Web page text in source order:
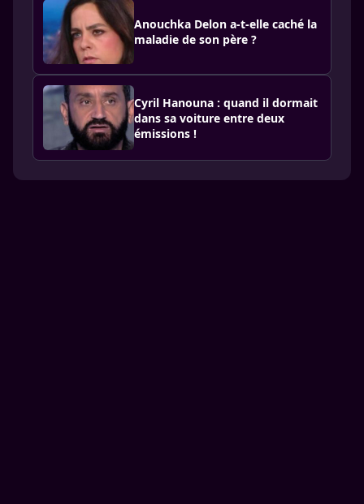
Anouchka Delon a-t-elle caché la
maladie de son père ?
Cyril Hanouna : quand il dormait
dans sa voiture entre deux
émissions !